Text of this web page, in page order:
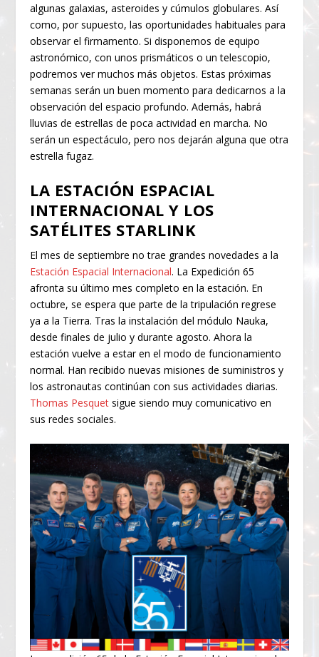
algunas galaxias, asteroides y cúmulos globulares. Así
como, por supuesto, las oportunidades habituales para
observar el firmamento. Si disponemos de equipo
astronómico, con unos prismáticos o un telescopio,
podremos ver muchos más objetos. Estas próximas
semanas serán un buen momento para dedicarnos a la
observación del espacio profundo. Además, habrá
lluvias de estrellas de poca actividad en marcha. No
serán un espectáculo, pero nos dejarán alguna que otra
estrella fugaz.
LA ESTACIÓN ESPACIAL
INTERNACIONAL Y LOS
SATÉLITES STARLINK
El mes de septiembre no trae grandes novedades a la
Estación Espacial Internacional. La Expedición 65
afronta su último mes completo en la estación. En
octubre, se espera que parte de la tripulación regrese
ya a la Tierra. Tras la instalación del módulo Nauka,
desde finales de julio y durante agosto. Ahora la
estación vuelve a estar en el modo de funcionamiento
normal. Han recibido nuevas misiones de suministros y
los astronautas continúan con sus actividades diarias.
Thomas Pesquet sigue siendo muy comunicativo en
sus redes sociales.